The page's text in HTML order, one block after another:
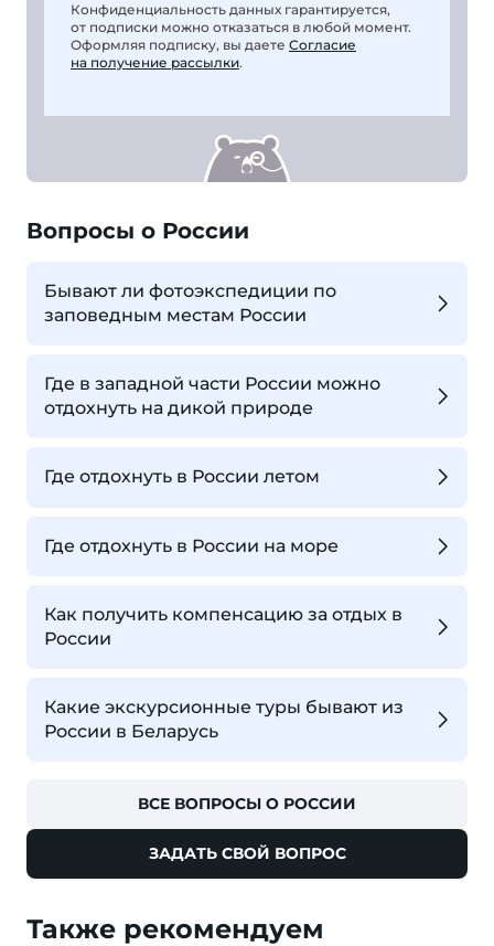
Конфиденциальность данных гарантируется,
от подписки можно отказаться в любой момент.
Оформляя подписку, вы даете Согласие
на получение рассылки.
Вопросы о России
Бывают ли фотоэкспедиции по
заповедным местам России
Где в западной части России можно
отдохнуть на дикой природе
Где отдохнуть в России летом
Где отдохнуть в России на море
Как получить компенсацию за отдых в
России
Какие экскурсионные туры бывают из
России в Беларусь
ВСЕ ВОПРОСЫ О РОССИИ
ЗАДАТЬ СВОЙ ВОПРОС
Также рекомендуем